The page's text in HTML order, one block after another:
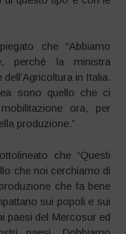
che “Abbiamo
perché la ministra
in Italia.
sono quello che ci
ora, per
produzione.”
che “Questi
che noi cerchiamo di
che fa bene
sui popoli e sui
paesi del Mercosur ed